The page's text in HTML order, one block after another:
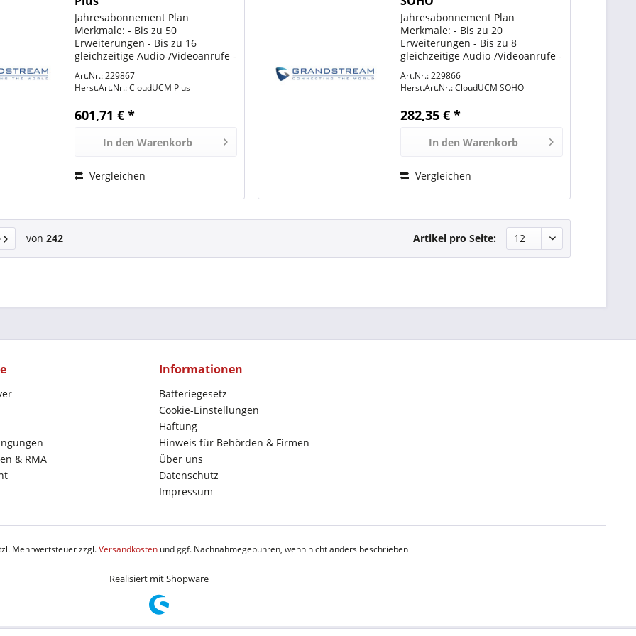
Jahresabonnement Plan
Merkmale: - Bis zu 50
Erweiterungen - Bis zu 16
gleichzeitige Audio-/Videoanrufe -
Softphone App für Desktop,
Mobile & Web - Eingebauter SBC -
Umfassende UC-Funktionen -
Kundenservice...
Art.Nr.: 229867
Herst.Art.Nr.:CloudUCM Plus
601,71 € *
In den Warenkorb
Vergleichen
Jahresabonnement Plan
Merkmale: - Bis zu 20
Erweiterungen - Bis zu 8
gleichzeitige Audio-/Videoanrufe -
Softphone App für Desktop,
Mobile & Web - Eingebauter SBC -
Umfassende UC-Funktionen -
Kundenservice...
Art.Nr.: 229866
Herst.Art.Nr.:CloudUCM SOHO
282,35 € *
In den Warenkorb
Vergleichen
von 242 Artikel pro Seite:
& RMA
Informationen
Batteriegesetz
Cookie-Einstellungen
Haftung
Hinweis für Behörden & Firmen
Über uns
Datenschutz
Impressum
Mehrwertsteuer zzgl.Versandkostenund ggf. Nachnahmegebühren, wenn nicht anders beschrieben
Realisiert mit Shopware